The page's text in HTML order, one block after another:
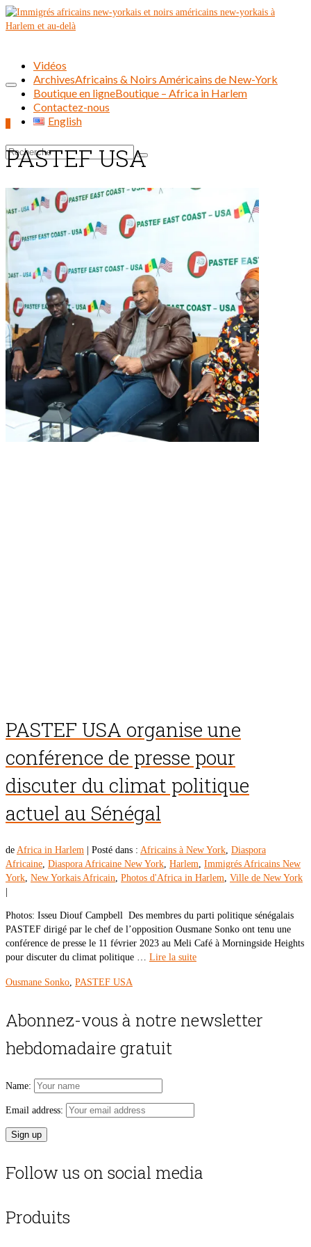
Rechercher :
Vidéos
ArchivesAfricains & Noirs Américains de New-York
Boutique en ligneBoutique – Africa in Harlem
Contactez-nous
English
PASTEF USA
PASTEF USA organise une
conférence de presse pour
discuter du climat politique
actuel au Sénégal
de Africa in Harlem Posté dans : Africains à New York, Diaspora
Africaine, Diaspora Africaine New York, Harlem, Immigrés Africains New
York, New Yorkais Africain, Photos d'Africa in Harlem, Ville de New York
Photos: Isseu Diouf Campbell Des membres du parti politique sénégalais
PASTEF dirigé par le chef de l’opposition Ousmane Sonko ont tenu une
conférence de presse le 11 février 2023 au Meli Café à Morningside Heights
pour discuter du climat politique … Lire la suite
Ousmane Sonko, PASTEF USA
Abonnez-vous à notre newsletter
hebdomadaire gratuit
Name:
Email address:
Follow us on social media
Produits